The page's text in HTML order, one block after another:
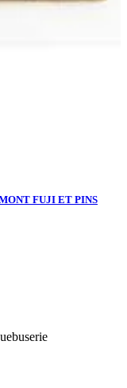
FUJI ET PINS